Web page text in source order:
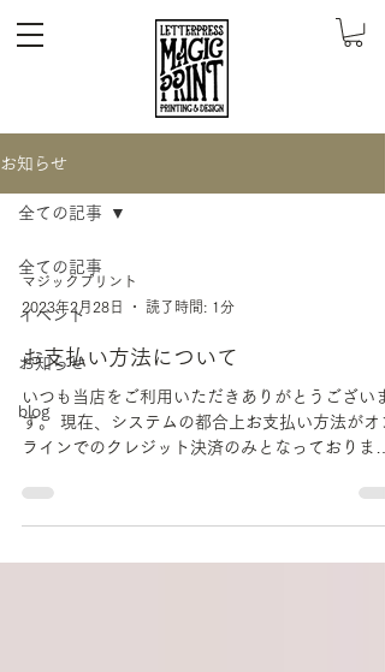
お知らせ
全ての記事
イベント
お知らせ
blog
全ての記事
マジックプリント
2023年2月28日
読了時間: 1分
お支払い方法について
いつも当店をご利用いただきありがとうございま
す。 現在、システムの都合上お支払い方法がオ
ラインでのクレジット決済のみとなっております
購入手続きができようにしていきたいと考えてお
ります。...